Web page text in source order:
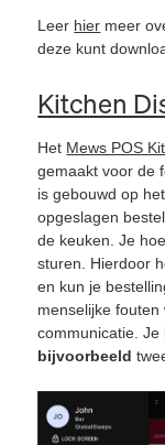
Leer hier meer
deze kunt
Kitchen
Het Mews POS
gemaakt voor de
is gebouwd op
opgeslagen
de keuken. Je
sturen. Hierdoor
en kun je
menselijke
communicatie. Je
bijvoorbeeld